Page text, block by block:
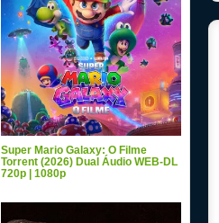
Super Mario Galaxy: O Filme
Torrent (2026) Dual Áudio WEB-DL
720p | 1080p